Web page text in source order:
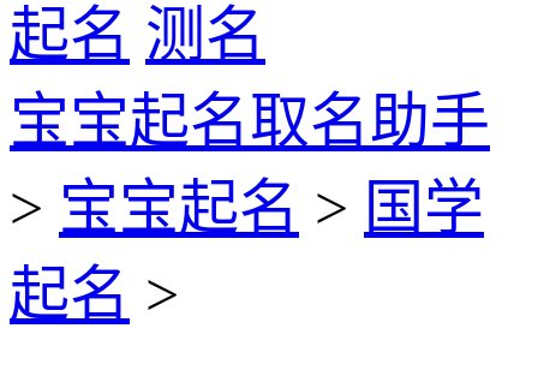
起名 测名
宝宝起名取名助手
> 宝宝起名 > 国学
起名 >